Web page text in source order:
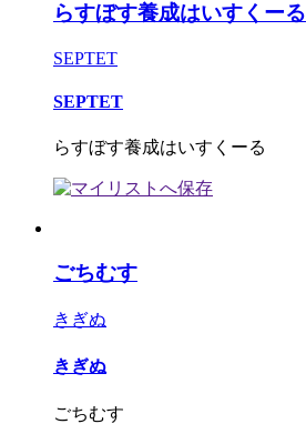
らすぼす養成はいすくーる
SEPTET
SEPTET
らすぼす養成はいすくーる
ごちむす
きぎぬ
きぎぬ
ごちむす